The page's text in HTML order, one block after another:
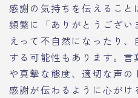
感謝の気持ちを伝えるこ
頻繁に「ありがとうござ
えって不自然になったり
する可能性もあります。
や真摯な態度、適切な声
感謝が伝わるように心がけ